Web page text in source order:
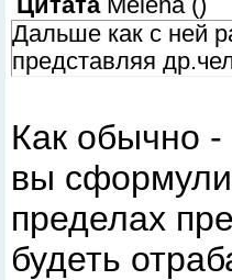
Дальше как с ней
представляя
Как обычно
вы
пределах
будеть